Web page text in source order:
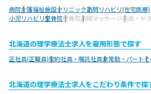
病院介護福祉施設クリニック訪問リハビリ(在宅医療)
小児リハビリ整骨院接骨院訪問マッサージ薬局・ド
北海道の理学療法士求人を雇用形態で探す
正社員(正職員)契約社員・嘱託社員非常勤・パート
北海道の理学療法士求人をこだわり条件で探